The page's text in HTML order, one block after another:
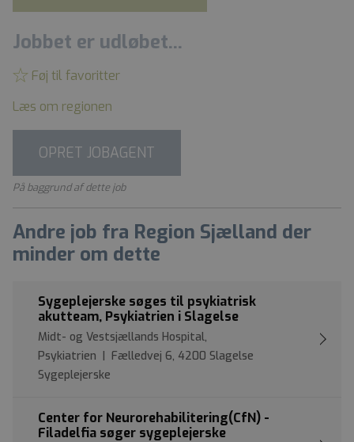
Jobbet er udløbet...
Føj til favoritter
Læs om regionen
OPRET JOBAGENT
På baggrund af dette job
Andre job fra Region Sjælland der
minder om dette
Sygeplejerske søges til psykiatrisk
akutteam, Psykiatrien i Slagelse
Midt- og Vestsjællands Hospital,
Psykiatrien | Fælledvej 6, 4200 Slagelse
Sygeplejerske
Center for Neurorehabilitering(CfN) -
Filadelfia søger sygeplejerske